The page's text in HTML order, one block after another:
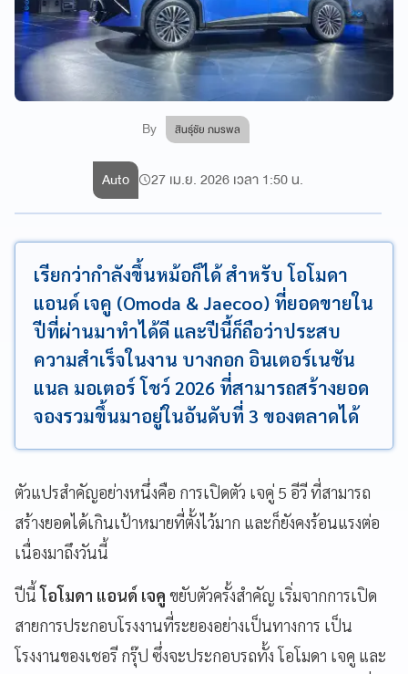
By สินธุ์ชัย ภมรพล
Auto 27 เม.ย. 2026 เวลา 1:50 น.
เรียกว่ากำลังขึ้นหม้อก็ได้ สำหรับ โอโมดา
แอนด์ เจคู (Omoda & Jaecoo) ที่ยอดขายใน
ปีที่ผ่านมาทำได้ดี และปีนี้ก็ถือว่าประสบ
ความสำเร็จในงาน บางกอก อินเตอร์เนชัน
แนล มอเตอร์ โชว์ 2026 ที่สามารถสร้างยอด
จองรวมขึ้นมาอยู่ในอันดับที่ 3 ของตลาดได้
ตัวแปรสำคัญอย่างหนึ่งคือ การเปิดตัว เจคู่ 5 อีวี ที่สามารถ
สร้างยอดได้เกินเป้าหมายที่ตั้งไว้มาก และก็ยังคงร้อนแรงต่อ
เนื่องมาถึงวันนี้
ปีนี้โอโมดา แอนด์ เจคู ขยับตัวครั้งสำคัญ เริ่มจากการเปิด
สายการประกอบโรงงานที่ระยองอย่างเป็นทางการ เป็น
โรงงานของเชอรี กรุ๊ป ซึ่งจะประกอบรถทั้ง โอโมดา เจคู และ